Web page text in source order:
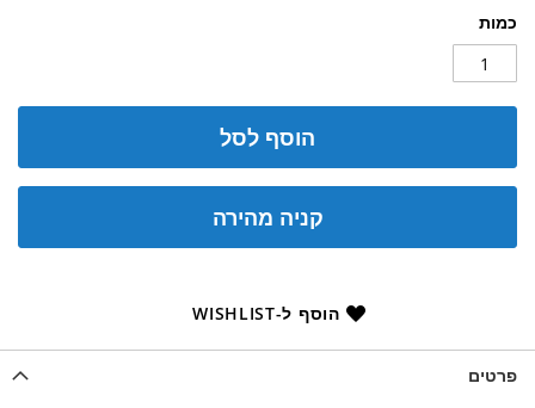
כמות
הוסף לסל
קניה מהירה
הוסף ל-WISHLIST
פרטים